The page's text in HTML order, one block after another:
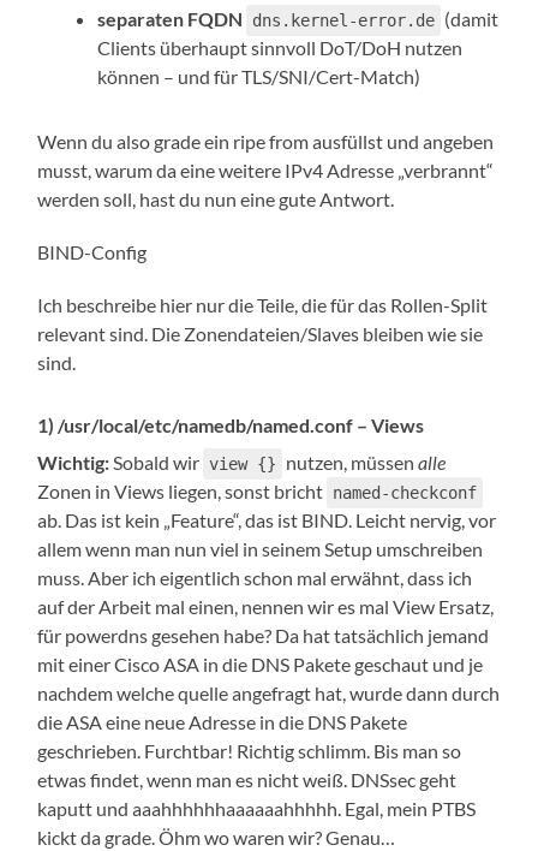
separaten FQDN
dns.kernel-error.de (damit
Clients überhaupt sinnvoll DoT/DoH nutzen
können – und für TLS/SNI/Cert-Match)
Wenn du also grade ein ripe from ausfüllst und angeben
musst, warum da eine weitere IPv4 Adresse „verbrannt“
werden soll, hast du nun eine gute Antwort.
BIND-Config
Ich beschreibe hier nur die Teile, die für das Rollen-Split
relevant sind. Die Zonendateien/Slaves bleiben wie sie
sind.
1) /usr/local/etc/namedb/named.conf – Views
Wichtig:Sobald wir view {} nutzen, müssenalle
Zonen in Views liegen, sonst bricht named-checkconf
ab. Das ist kein „Feature“, das ist BIND. Leicht nervig, vor
allem wenn man nun viel in seinem Setup umschreiben
muss. Aber ich eigentlich schon mal erwähnt, dass ich
auf der Arbeit mal einen, nennen wir es mal View Ersatz,
für powerdns gesehen habe? Da hat tatsächlich jemand
mit einer Cisco ASA in die DNS Pakete geschaut und je
nachdem welche quelle angefragt hat, wurde dann durch
die ASA eine neue Adresse in die DNS Pakete
geschrieben. Furchtbar! Richtig schlimm. Bis man so
etwas findet, wenn man es nicht weiß. DNSsec geht
kaputt und aaahhhhhhaaaaaahhhhh. Egal, mein PTBS
kickt da grade. Öhm wo waren wir? Genau…